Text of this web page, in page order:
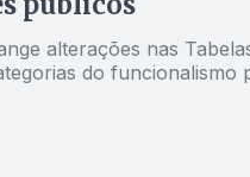
alterações nas
do funcionalismo